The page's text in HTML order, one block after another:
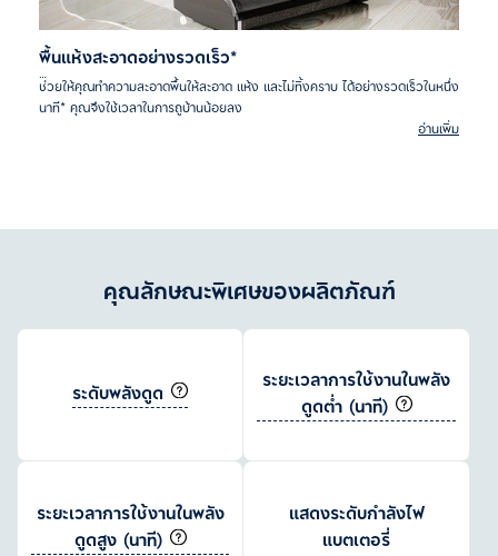
พื้นแห้งสะอาดอย่างรวดเร็ว*
ช่วยให้คุณทำความสะอาดพื้นให้สะอาด แห้ง และไม่ทิ้งคราบ ได้อย่างรวดเร็วในหนึ่ง
นาที* คุณจึงใช้เวลาในการถูบ้านน้อยลง
อ่านเพิ่ม
คุณลักษณะพิเศษของผลิตภัณฑ์
ระดับพลังดูด
ระยะเวลาการใช้งานในพลัง
ดูดต่ำ (นาที)
ระยะเวลาการใช้งานในพลัง
ดูดสูง (นาที)
แสดงระดับกำลังไฟ
แบตเตอรี่